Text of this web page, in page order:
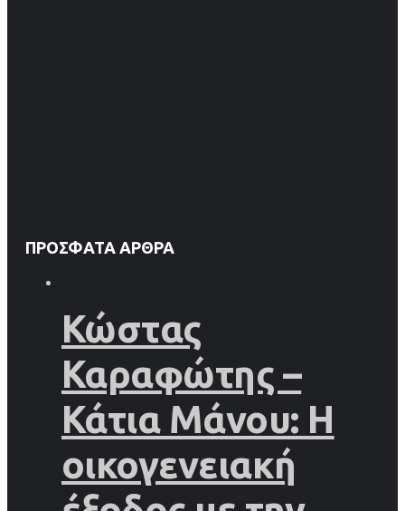
ΠΡΌΣΦΑΤΑ ΆΡΘΡΑ
Κώστας
Καραφώτης –
Κάτια Μάνου: Η
οικογενειακή